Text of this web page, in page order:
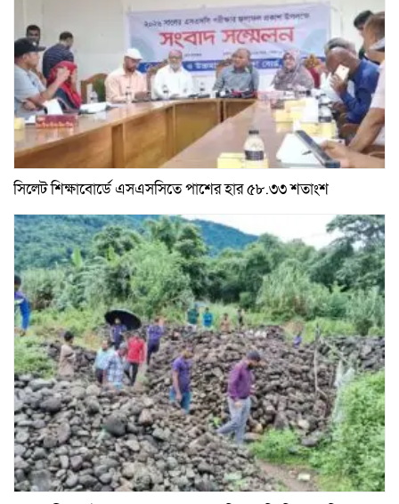
সিলেট শিক্ষাবোর্ডে এসএসসিতে পাশের হার ৫৮.৩৩ শতাংশ